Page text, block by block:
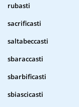
rubasti
sacrificasti
saltabeccasti
sbaraccasti
sbarbificasti
sbiascicasti